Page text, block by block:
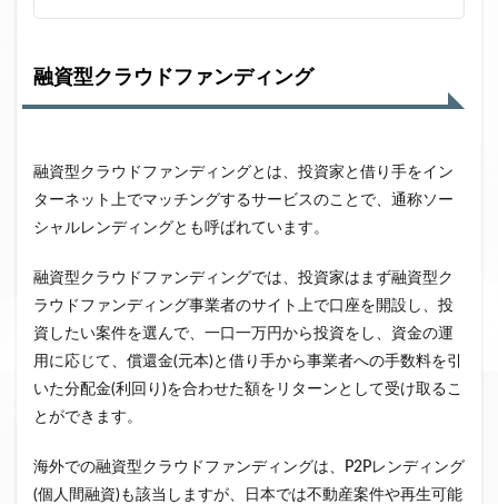
融資型クラウドファンディング
融資型クラウドファンディングとは、投資家と借り手をイン
ターネット上でマッチングするサービスのことで、通称ソー
シャルレンディングとも呼ばれています。
融資型クラウドファンディングでは、投資家はまず融資型ク
ラウドファンディング事業者のサイト上で口座を開設し、投
資したい案件を選んで、一口一万円から投資をし、資金の運
用に応じて、償還金(元本)と借り手から事業者への手数料を引
いた分配金(利回り)を合わせた額をリターンとして受け取るこ
とができます。
海外での融資型クラウドファンディングは、P2Pレンディング
(個人間融資)も該当しますが、日本では不動産案件や再生可能